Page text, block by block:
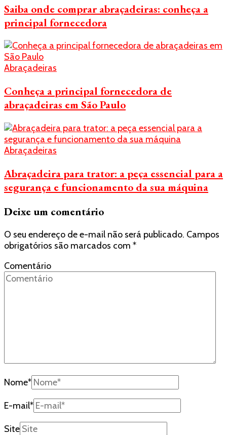
Saiba onde comprar abraçadeiras: conheça a
principal fornecedora
Abraçadeiras
Conheça a principal fornecedora de
abraçadeiras em São Paulo
Abraçadeiras
Abraçadeira para trator: a peça essencial para a
segurança e funcionamento da sua máquina
Deixe um comentário
O seu endereço de e-mail não será publicado. Campos
obrigatórios são marcados com *
Comentário
Nome*
E-mail*
Site